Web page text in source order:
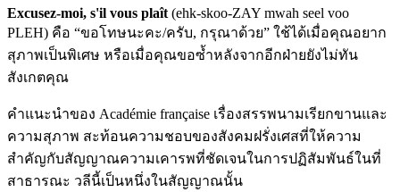
Excusez-moi, s'il vous plaît (ehk-skoo-ZAY mwah seel voo
PLEH) คือ “ขอโทษนะคะ/ครับ, กรุณาด้วย” ใช้ได้เมื่อคุณอยาก
สุภาพเป็นพิเศษ หรือเมื่อคุณขอซ้ำหลังจากอีกฝ่ายยังไม่ทัน
สังเกตคุณ
คำแนะนำของ Académie française เรื่องสรรพนามเรียกขานและ
ความสุภาพ สะท้อนความชอบของสังคมฝรั่งเศสที่ให้ความ
สำคัญกับสัญญาณความเคารพที่ชัดเจนในการปฏิสัมพันธ์ในที่
สาธารณะ วลีนี้เป็นหนึ่งในสัญญาณนั้น